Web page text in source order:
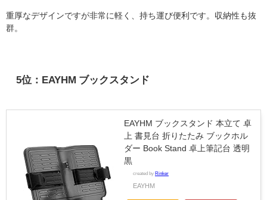
重厚なデザインですが非常に軽く、持ち運び便利です。収納性も抜
群。
5位： EAYHM ブックスタンド
EAYHM ブックスタンド 本立て 卓
上 書見台 折りたたみ ブックホル
ダー Book Stand 卓上筆記台 透明
黒
created by Rinker
EAYHM